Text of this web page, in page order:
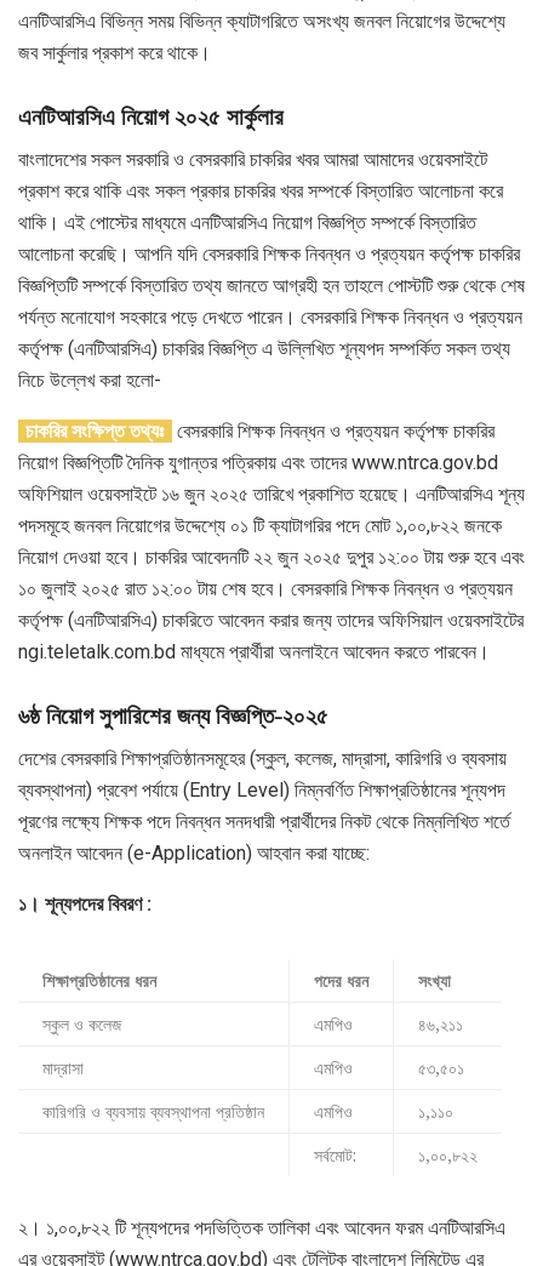
এনটিআরসিএ বিভিন্ন সময় বিভিন্ন ক্যাটাগরিতে অসংখ্য জনবল নিয়োগের উদ্দেশ্যে
জব সার্কুলার প্রকাশ করে থাকে।
এনটিআরসিএ নিয়োগ ২০২৫ সার্কুলার
বাংলাদেশের সকল সরকারি ও বেসরকারি চাকরির খবর আমরা আমাদের ওয়েবসাইটে
প্রকাশ করে থাকি এবং সকল প্রকার চাকরির খবর সম্পর্কে বিস্তারিত আলোচনা করে
থাকি। এই পোস্টের মাধ্যমে এনটিআরসিএ নিয়োগ বিজ্ঞপ্তি সম্পর্কে বিস্তারিত
আলোচনা করেছি। আপনি যদি বেসরকারি শিক্ষক নিবন্ধন ও প্রত্যয়ন কর্তৃপক্ষ চাকরির
বিজ্ঞপ্তিটি সম্পর্কে বিস্তারিত তথ্য জানতে আগ্রহী হন তাহলে পোস্টটি শুরু থেকে শেষ
পর্যন্ত মনোযোগ সহকারে পড়ে দেখতে পারেন। বেসরকারি শিক্ষক নিবন্ধন ও প্রত্যয়ন
কর্তৃপক্ষ (এনটিআরসিএ) চাকরির বিজ্ঞপ্তি এ উল্লিখিত শূন্যপদ সম্পর্কিত সকল তথ্য
নিচে উল্লেখ করা হলো-
চাকরির সংক্ষিপ্ত তথ্যঃ বেসরকারি শিক্ষক নিবন্ধন ও প্রত্যয়ন কর্তৃপক্ষ চাকরির
নিয়োগ বিজ্ঞপ্তিটি দৈনিক যুগান্তর পত্রিকায় এবং তাদের www.ntrca.gov.bd
অফিশিয়াল ওয়েবসাইটে ১৬ জুন ২০২৫ তারিখে প্রকাশিত হয়েছে। এনটিআরসিএ শূন্য
পদসমূহে জনবল নিয়োগের উদ্দেশ্যে ০১ টি ক্যাটাগরির পদে মোট ১,০০,৮২২ জনকে
নিয়োগ দেওয়া হবে। চাকরির আবেদনটি ২২ জুন ২০২৫ দুপুর ১২:০০ টায় শুরু হবে এবং
১০ জুলাই ২০২৫ রাত ১২:০০ টায় শেষ হবে। বেসরকারি শিক্ষক নিবন্ধন ও প্রত্যয়ন
কর্তৃপক্ষ (এনটিআরসিএ) চাকরিতে আবেদন করার জন্য তাদের অফিসিয়াল ওয়েবসাইটের
ngi.teletalk.com.bd মাধ্যমে প্রার্থীরা অনলাইনে আবেদন করতে পারবেন।
৬ষ্ঠ নিয়োগ সুপারিশের জন্য বিজ্ঞপ্তি-২০২৫
দেশের বেসরকারি শিক্ষাপ্রতিষ্ঠানসমূহের (স্কুল, কলেজ, মাদ্রাসা, কারিগরি ও ব্যবসায়
ব্যবস্থাপনা) প্রবেশ পর্যায়ে (Entry Level) নিম্নবর্ণিত শিক্ষাপ্রতিষ্ঠানের শূন্যপদ
পূরণের লক্ষ্যে শিক্ষক পদে নিবন্ধন সনদধারী প্রার্থীদের নিকট থেকে নিম্নলিখিত শর্তে
অনলাইন আবেদন (e-Application) আহবান করা যাচ্ছে:
১। শূন্যপদের বিবরণ :
শিক্ষাপ্রতিষ্ঠানের ধরন পদের ধরন
সংখ্যা
স্কুল ও কলেজ
এমপিও
৪৬,২১১
মাদ্রাসা
এমপিও
৫৩,৫০১
কারিগরি ও ব্যবসায় ব্যবস্থাপনা প্রতিষ্ঠান
এমপিও
১,১১০
সর্বমোট:
১,০০,৮২২
২। ১,০০,৮২২ টি শূন্যপদের পদভিত্তিক তালিকা এবং আবেদন ফরম এনটিআরসিএ
এর ওয়েবসাইট (www.ntrca.gov.bd) এবং টেলিটক বাংলাদেশ লিমিটেড এর